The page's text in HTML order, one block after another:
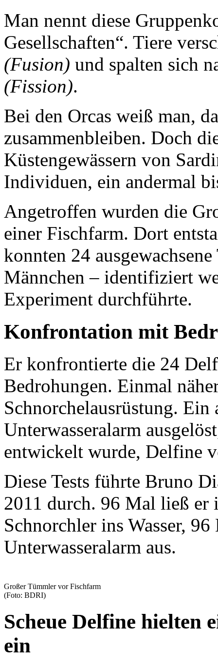
Man nennt diese
Gesellschaften“. Tiere
(Fusion) und spalten sich
(Fission).
Bei den Orcas weiß man,
zusammenbleiben. Doch
Küstengewässern von
Individuen, ein andermal
Angetroffen wurden die
einer Fischfarm. Dort
konnten 24
Männchen – identifiziert
Experiment durchführte.
Konfrontation mit
Er konfrontierte die 24
Bedrohungen. Einmal
Schnorchelausrüstung. Ein
Unterwasseralarm
entwickelt wurde, Delfine
Diese Tests führte Bruno
2011 durch. 96 Mal ließ er
Schnorchler ins Wasser,
Unterwasseralarm aus.
Großer Tümmler vor Fischfarm
(Foto: BDRI)
Scheue Delfine hielten
ein